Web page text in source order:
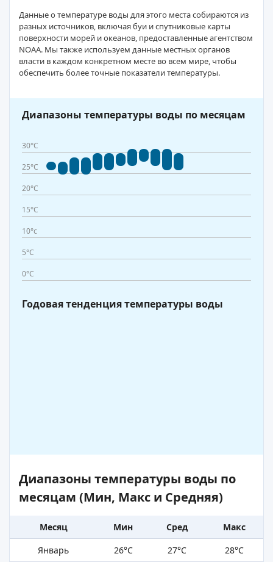
Данные о температуре воды для этого места собираются из
разных источников, включая буи и спутниковые карты
поверхности морей и океанов, предоставленные агентством
NOAA. Мы также используем данные местных органов
власти в каждом конкретном месте во всем мире, чтобы
обеспечить более точные показатели температуры.
Диапазоны температуры воды по месяцам
30°C
25°C
20°C
15°C
10°c
5°C
0°C
Годовая тенденция температуры воды
Диапазоны температуры воды по
месяцам (Мин, Макс и Средняя)
Месяц Мин Сред
Макс
Январь
26°C 27°C
28°C